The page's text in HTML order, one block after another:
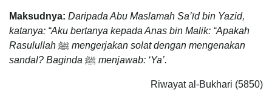
Maksudnya: Daripada Abu Maslamah Sa’īd bin Yazid,
katanya: “Aku bertanya kepada Anas bin Malik: “Apakah
Rasulullah ﷺ mengerjakan solat dengan mengenakan
sandal? Baginda ﷺ menjawab: ‘Ya’.
Riwayat al-Bukhari (5850)